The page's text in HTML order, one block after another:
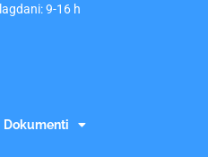
9-16 h
Dokumenti